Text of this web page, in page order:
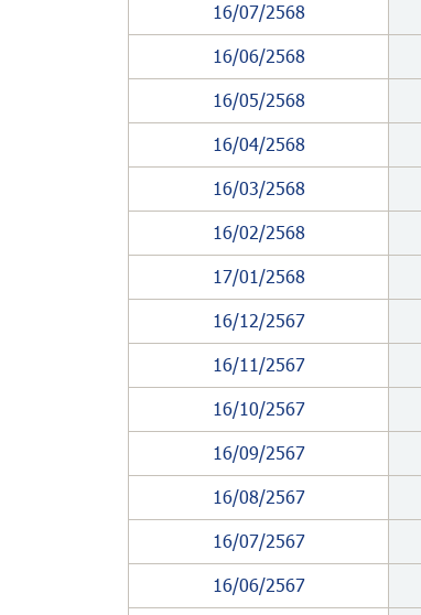
16/07/2568
16/06/2568
16/05/2568
16/04/2568
16/03/2568
16/02/2568
17/01/2568
16/12/2567
16/11/2567
16/10/2567
16/09/2567
16/08/2567
16/07/2567
16/06/2567